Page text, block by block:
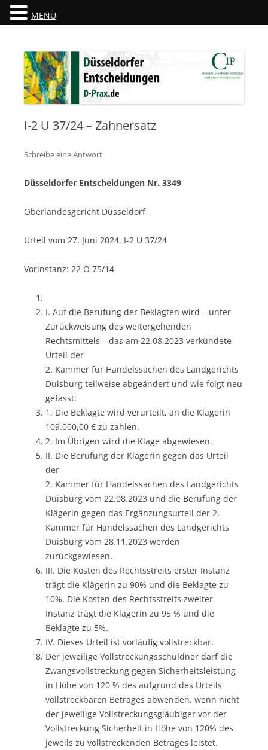
Düsseldorfer Entscheidungen
I-2 U 37/24 – Zahnersatz
Schreibe eine Antwort
Düsseldorfer Entscheidungen Nr. 3349
Oberlandesgericht Düsseldorf
Urteil vom 27. Juni 2024, I-2 U 37/24
Vorinstanz: 22 O 75/14
I. Auf die Berufung der Beklagten wird – unter
Zurückweisung des weitergehenden
Rechtsmittels – das am 22.08.2023 verkündete
Urteil der
2. Kammer für Handelssachen des Landgerichts
Duisburg teilweise abgeändert und wie folgt neu
gefasst:
1. Die Beklagte wird verurteilt, an die Klägerin
109.000,00 € zu zahlen.
2. Im Übrigen wird die Klage abgewiesen.
II. Die Berufung der Klägerin gegen das Urteil
der
2. Kammer für Handelssachen des Landgerichts
Duisburg vom 22.08.2023 und die Berufung der
Klägerin gegen das Ergänzungsurteil der 2.
Kammer für Handelssachen des Landgerichts
Duisburg vom 28.11.2023 werden
zurückgewiesen.
III. Die Kosten des Rechtsstreits erster Instanz
trägt die Klägerin zu 90% und die Beklagte zu
10%. Die Kosten des Rechtsstreits zweiter
Instanz trägt die Klägerin zu 95 % und die
Beklagte zu 5%.
IV. Dieses Urteil ist vorläufig vollstreckbar.
Der jeweilige Vollstreckungsschuldner darf die
Zwangsvollstreckung gegen Sicherheitsleistung
in Höhe von 120 % des aufgrund des Urteils
vollstreckbaren Betrages abwenden, wenn nicht
der jeweilige Vollstreckungsgläubiger vor der
Vollstreckung Sicherheit in Höhe von 120% des
jeweils zu vollstreckenden Betrages leistet.
MENÜ